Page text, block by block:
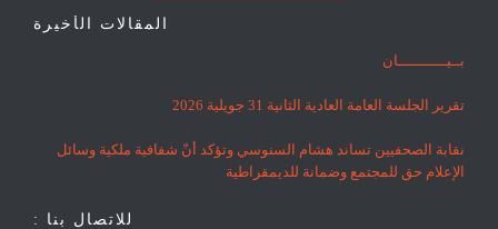
المقالات الأخيرة
بــيـــــــــــان
تقرير الجلسة العامة العادية الثانية 31 جويلية 2026
نقابة الصحفيين تساند هشام السنوسي وتؤكد أنّ شفافية ملكية وسائل
الإعلام حق للمجتمع وضمانة للديمقراطية
للاتصال بنا :